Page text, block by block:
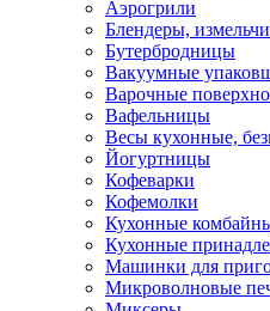
Аэрогрили
Блендеры,
Бутербродницы
Вакуумные
Варочные
Вафельницы
Весы кухонные,
Йогуртницы
Кофеварки
Кофемолки
Кухонные
Кухонные
Машинки для
Микроволновые